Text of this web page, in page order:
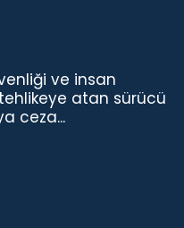
ve insan
tehlikeye atan sürücü
ceza...